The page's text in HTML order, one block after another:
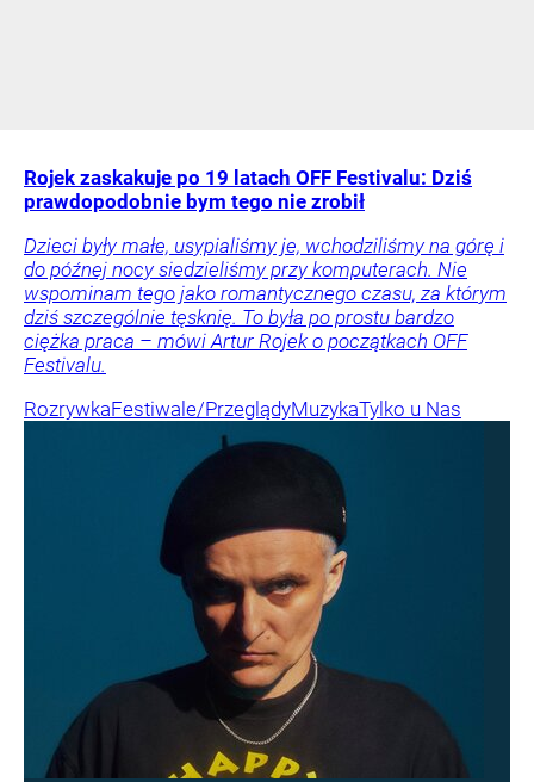
Rojek zaskakuje po 19 latach OFF Festivalu: Dziś
prawdopodobnie bym tego nie zrobił
Dzieci były małe, usypialiśmy je, wchodziliśmy na górę i
do późnej nocy siedzieliśmy przy komputerach. Nie
wspominam tego jako romantycznego czasu, za którym
dziś szczególnie tęsknię. To była po prostu bardzo
ciężka praca – mówi Artur Rojek o początkach OFF
Festivalu.
RozrywkaFestiwale/PrzeglądyMuzykaTylko u Nas